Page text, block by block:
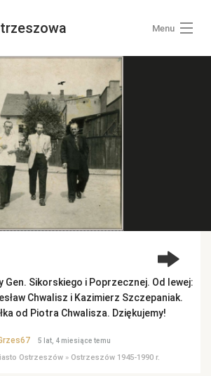
Menu
Gen. Sikorskiego i Poprzecznej. Od lewej:
Chwalisz i Kazimierz Szczepaniak.
od Piotra Chwalisza. Dziękujemy!
5 lat, 4 miesiące temu
Ostrzeszów» Ostrzeszów 1945-1990 r.